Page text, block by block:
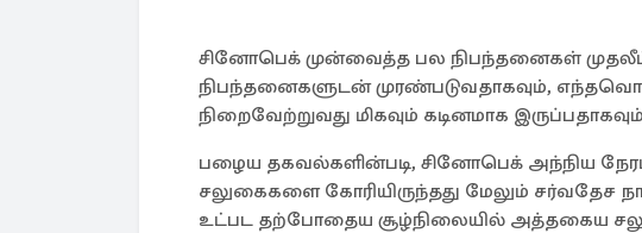
சினோபெக் முன்வைத்த பல நிபந்தனைகள்
நிபந்தனைகளுடன் முரண்படுவதாகவும்,
நிறைவேற்றுவது மிகவும் கடினமாக இருப்பதாகவும்
பழைய தகவல்களின்படி, சினோபெக் அந்நிய
சலுகைகளை கோரியிருந்தது மேலும் சர்வதேச
உட்பட தற்போதைய சூழ்நிலையில் அத்தகைய